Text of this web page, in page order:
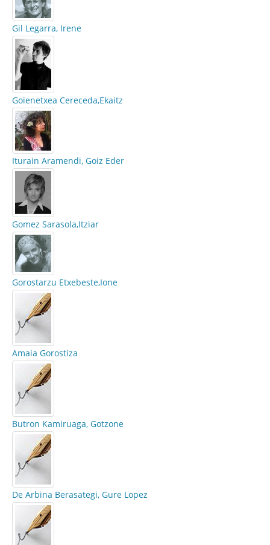
Gil Legarra, Irene
Goienetxea Cereceda,Ekaitz
Iturain Aramendi, Goiz Eder
Gomez Sarasola,Itziar
Gorostarzu Etxebeste,Ione
Amaia Gorostiza
Butron Kamiruaga, Gotzone
De Arbina Berasategi, Gure Lopez